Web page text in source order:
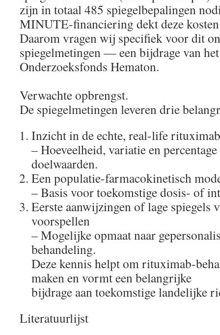
zijn in totaal 485 spiegelbepalingen
MINUTE-financiering dekt deze
Daarom vragen wij specifiek voor dit
spiegelmetingen — een bijdrage van het
Onderzoeksfonds Hematon.
Verwachte opbrengst.
De spiegelmetingen leveren drie
Inzicht in de echte, real-life
– Hoeveelheid, variatie en
doelwaarden.
Een populatie-farmacokinetisch
– Basis voor toekomstige dosis- of
Eerste aanwijzingen of lage spiegels
voorspellen
– Mogelijke opmaat naar
behandeling.
Deze kennis helpt om rituximab-
maken en vormt een belangrijke
bijdrage aan toekomstige landelijke
Literatuurlijst